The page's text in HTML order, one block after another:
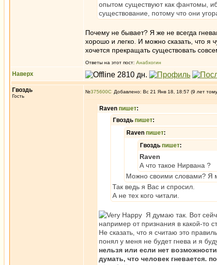
опытом существуют как фантомы,
существование, потому что они
Почему не бывает? Я же не всегда
хорошо и легко. И можно сказать, что я
хочется прекращать существовать
Ответы на этот пост: Анабхогин
Наверх
Гвоздь
Гость
№375600 Добавлено: Вс 21 Янв 18, 18:57 (9 лет
Raven пишет:
Гвоздь пишет:
Raven пишет:
Гвоздь пишет:
Raven
А что такое Нирвана ?
Можно своими словами? Я
Так ведь я Вас и спросил.
А не тех кого читали.
Я думаю так. Вот
например от признания в какой-то
Не сказать, что я считаю это
понял у меня не будет гнева и я
нельзя или если нет
думать, что человек гневается.